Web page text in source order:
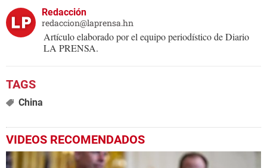
Redacción
redaccion@laprensa.hn
Artículo elaborado por el equipo periodístico de Diario
LA PRENSA.
China
VIDEOS RECOMENDADOS